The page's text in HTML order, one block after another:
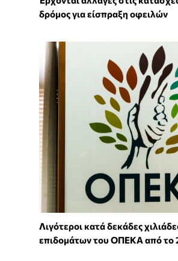
δρόμος για είσπραξη οφειλών
Λιγότεροι κατά δεκάδες
επιδομάτων του ΟΠΕΚΑ από το